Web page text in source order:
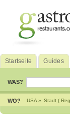
Startseite Guides
WAS?
WO? USA » Stadt (